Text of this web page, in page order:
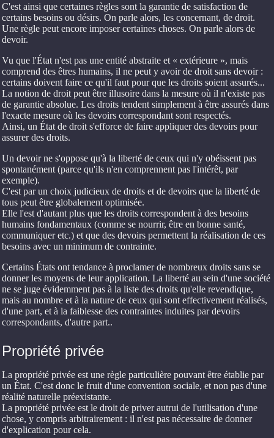
C'est ainsi que certaines règles sont la garantie de satisfaction de
certains besoins ou désirs. On parle alors, les concernant, de droit.
Une règle peut encore imposer certaines choses. On parle alors de
devoir.
Vu que l'État n'est pas une entité abstraite et « extérieure », mais
comprend des êtres humains, il ne peut y avoir de droit sans devoir :
certains doivent faire ce qu'il faut pour que les droits soient assurés...
La notion de droit peut être illusoire dans la mesure où il n'existe pas
de garantie absolue. Les droits tendent simplement à être assurés dans
l'exacte mesure où les devoirs correspondant sont respectés.
Ainsi, un État de droit s'efforce de faire appliquer des devoirs pour
assurer des droits.
Un devoir ne s'oppose qu'à la liberté de ceux qui n'y obéissent pas
spontanément (parce qu'ils n'en comprennent pas l'intérêt, par
exemple).
C'est par un choix judicieux de droits et de devoirs que la liberté de
tous peut être globalement optimisée.
Elle l'est d'autant plus que les droits correspondent à des besoins
humains fondamentaux (comme se nourrir, être en bonne santé,
communiquer etc.) et que des devoirs permettent la réalisation de ces
besoins avec un minimum de contrainte.
Certains États ont tendance à proclamer de nombreux droits sans se
donner les moyens de leur application. La liberté au sein d'une société
ne se juge évidemment pas à la liste des droits qu'elle revendique,
mais au nombre et à la nature de ceux qui sont effectivement réalisés,
d'une part, et à la faiblesse des contraintes induites par devoirs
correspondants, d'autre part..
Propriété privée
La propriété privée est une règle particulière pouvant être établie par
un État. C'est donc le fruit d'une convention sociale, et non pas d'une
réalité naturelle préexistante.
La propriété privée est le droit de priver autrui de l'utilisation d'une
chose, y compris arbitrairement : il n'est pas nécessaire de donner
d'explication pour cela.